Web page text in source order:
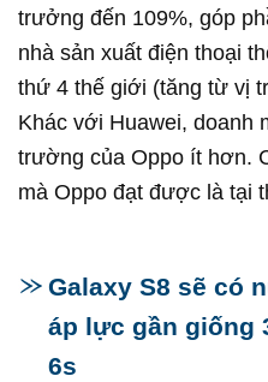
trưởng đến 109%, góp
nhà sản xuất điện thoại
thứ 4 thế giới (tăng từ vị
Khác với Huawei, doanh
trường của Oppo ít hơn.
mà Oppo đạt được là tại
Galaxy S8 sẽ có
áp lực gần giống
6s